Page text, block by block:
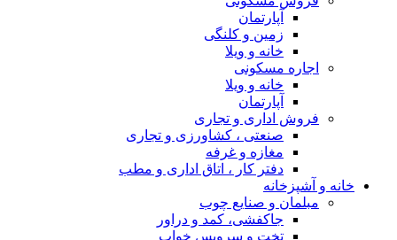
آپارتمان
زمین و کلنگی
خانه و ویلا
اجاره مسکونی
خانه و ویلا
آپارتمان
فروش اداری و تجاری
صنعتی ، کشاورزی و تجاری
مغازه و غرفه
دفتر کار ، اتاق اداری و مطب
خانه و آشپزخانه
مبلمان و صنایع چوب
جاکفشی، کمد و دراور
تخت و سرویس خواب